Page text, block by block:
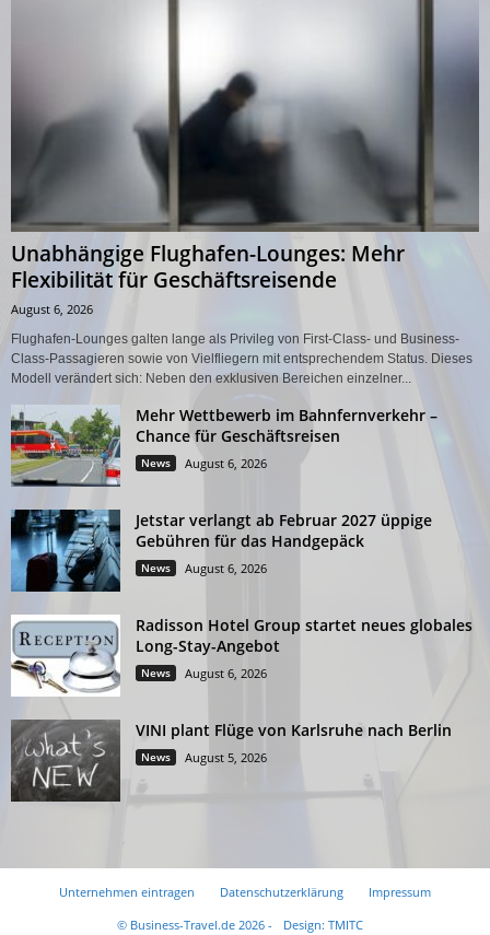
Unabhängige Flughafen-Lounges: Mehr
Flexibilität für Geschäftsreisende
August 6, 2026
Flughafen-Lounges galten lange als Privileg von First-Class- und Business-
Class-Passagieren sowie von Vielfliegern mit entsprechendem Status. Dieses
Modell verändert sich: Neben den exklusiven Bereichen einzelner...
Mehr Wettbewerb im Bahnfernverkehr –
Chance für Geschäftsreisen
News August 6, 2026
Jetstar verlangt ab Februar 2027 üppige
Gebühren für das Handgepäck
News August 6, 2026
Radisson Hotel Group startet neues globales
Long-Stay-Angebot
News August 6, 2026
VINI plant Flüge von Karlsruhe nach Berlin
News August 5, 2026
Unternehmen eintragen Datenschutzerklärung
Impressum
© Business-Travel.de 2026 -
Design: TMITC